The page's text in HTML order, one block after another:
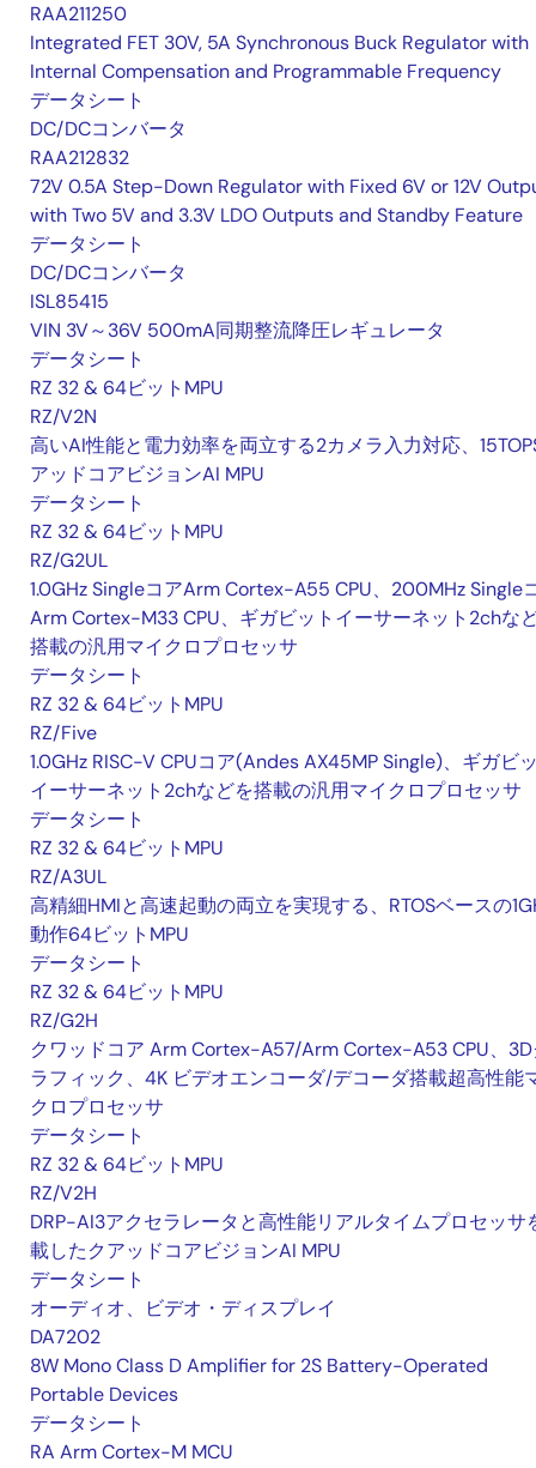
RAA211250
Integrated FET 30V, 5A Synchronous Buck Regulator with
Internal Compensation and Programmable Frequency
データシート
DC/DCコンバータ
RAA212832
72V 0.5A Step-Down Regulator with Fixed 6V or 12V
with Two 5V and 3.3V LDO Outputs and Standby Feature
データシート
DC/DCコンバータ
ISL85415
VIN 3V～36V 500mA同期整流降圧レギュレータ
データシート
RZ 32 & 64ビットMPU
RZ/V2N
高いAI性能と電力効率を両立する2カメラ入力対応、
アッドコアビジョンAI MPU
データシート
RZ 32 & 64ビットMPU
RZ/G2UL
1.0GHz SingleコアArm Cortex-A55 CPU、200MHz Single
Arm Cortex-M33 CPU、ギガビットイーサーネット2chな
搭載の汎用マイクロプロセッサ
データシート
RZ 32 & 64ビットMPU
RZ/Five
1.0GHz RISC-V CPUコア(Andes AX45MP Single)、ギガビ
イーサーネット2chなどを搭載の汎用マイクロプロセッサ
データシート
RZ 32 & 64ビットMPU
RZ/A3UL
高精細HMIと高速起動の両立を実現する、RTOSベースの
動作64ビットMPU
データシート
RZ 32 & 64ビットMPU
RZ/G2H
クワッドコア Arm Cortex-A57/Arm Cortex-A53 CPU、
ラフィック、4K ビデオエンコーダ/デコーダ搭載超高性能
クロプロセッサ
データシート
RZ 32 & 64ビットMPU
RZ/V2H
DRP-AI3アクセラレータと高性能リアルタイムプロセッサ
載したクアッドコアビジョンAI MPU
データシート
オーディオ、ビデオ・ディスプレイ
DA7202
8W Mono Class D Amplifier for 2S Battery-Operated
Portable Devices
データシート
RA Arm Cortex-M MCU